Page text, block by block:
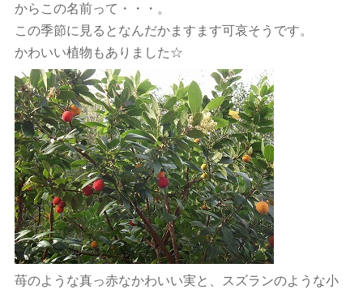
からこの名前って・・・。
この季節に見るとなんだかますます可哀そうです。
かわいい植物もありました☆
苺のような真っ赤なかわいい実と、スズランのような小